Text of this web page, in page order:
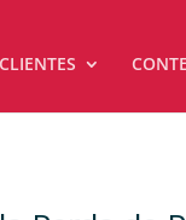
CLIENTES